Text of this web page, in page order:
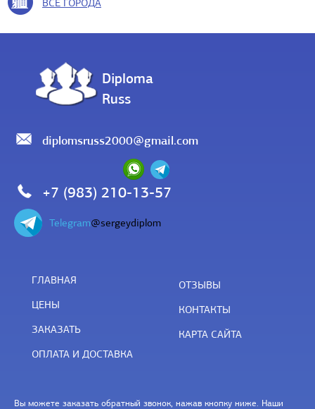
ВСЕ ГОРОДА
Diploma
Russ
diplomsruss2000@gmail.com
+7 (983) 210-13-57
Telegram@sergeydiplom
ГЛАВНАЯ
ЦЕНЫ
ЗАКАЗАТЬ
ОПЛАТА И ДОСТАВКА
ОТЗЫВЫ
КОНТАКТЫ
КАРТА САЙТА
Вы можете заказать обратный звонок, нажав кнопку ниже. Наши